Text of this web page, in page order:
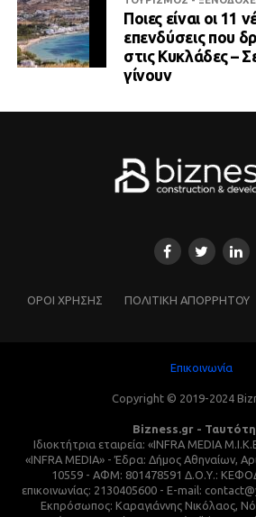
Ποιες είναι οι 11
επενδύσεις που
στις Κυκλάδες –
γίνουν
ΌΡΟΙ ΧΡΗΣΗΣ ΠΟΛΙΤΙΚΗ ΑΠΟΡΡΗΤΟΥ
Επικοινωνία
Copyright © 2019-2024
Bizness.gr -
Ιδιοκτήτρια εταιρεία: «INFRA MEDIA
«INFRA MEDIA» - Έδρα: Δήμος Αθηναίων,
10559 - ΑΦΜ: 801478591 Δ.Ο.Υ.:
επικοινωνίας: 2130405600 - E-mail:
Εκπρόσωπος: Καραγιάννης Νικόλαος,